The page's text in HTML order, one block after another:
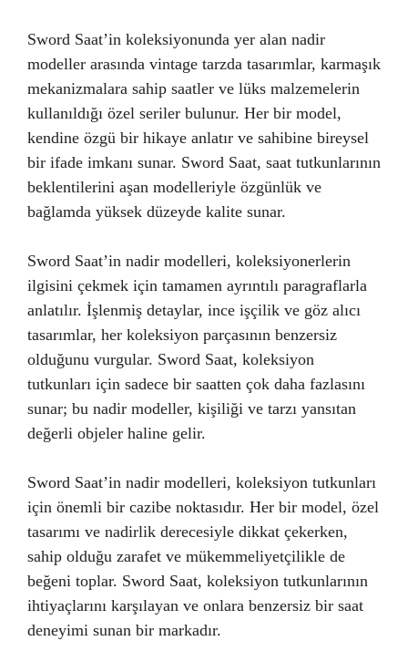
Sword Saat’in koleksiyonunda yer alan nadir
modeller arasında vintage tarzda tasarımlar, karmaşık
mekanizmalara sahip saatler ve lüks malzemelerin
kullanıldığı özel seriler bulunur. Her bir model,
kendine özgü bir hikaye anlatır ve sahibine bireysel
bir ifade imkanı sunar. Sword Saat, saat tutkunlarının
beklentilerini aşan modelleriyle özgünlük ve
bağlamda yüksek düzeyde kalite sunar.
Sword Saat’in nadir modelleri, koleksiyonerlerin
ilgisini çekmek için tamamen ayrıntılı paragraflarla
anlatılır. İşlenmiş detaylar, ince işçilik ve göz alıcı
tasarımlar, her koleksiyon parçasının benzersiz
olduğunu vurgular. Sword Saat, koleksiyon
tutkunları için sadece bir saatten çok daha fazlasını
sunar; bu nadir modeller, kişiliği ve tarzı yansıtan
değerli objeler haline gelir.
Sword Saat’in nadir modelleri, koleksiyon tutkunları
için önemli bir cazibe noktasıdır. Her bir model, özel
tasarımı ve nadirlik derecesiyle dikkat çekerken,
sahip olduğu zarafet ve mükemmeliyetçilikle de
beğeni toplar. Sword Saat, koleksiyon tutkunlarının
ihtiyaçlarını karşılayan ve onlara benzersiz bir saat
deneyimi sunan bir markadır.